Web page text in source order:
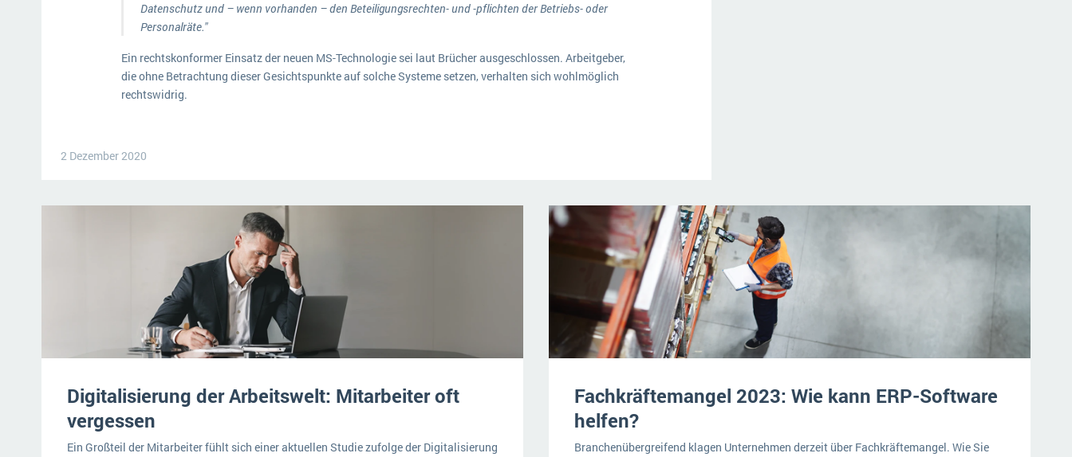
Datenschutz und – wenn vorhanden – den Beteiligungsrechten- und -pflichten der Betriebs- oder
Personalräte."
Ein rechtskonformer Einsatz der neuen MS-Technologie sei laut Brücher ausgeschlossen. Arbeitgeber,
die ohne Betrachtung dieser Gesichtspunkte auf solche Systeme setzen, verhalten sich wohlmöglich
rechtswidrig.
2 Dezember 2020
Digitalisierung der Arbeitswelt: Mitarbeiter oft
vergessen
Ein Großteil der Mitarbeiter fühlt sich einer aktuellen Studie zufolge der Digitalisierung
Fachkräftemangel 2023: Wie kann ERP-Software
helfen?
Branchenübergreifend klagen Unternehmen derzeit über Fachkräftemangel. Wie Sie